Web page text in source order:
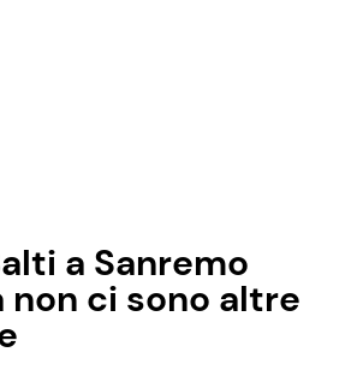
a Sanremo
non ci sono altre